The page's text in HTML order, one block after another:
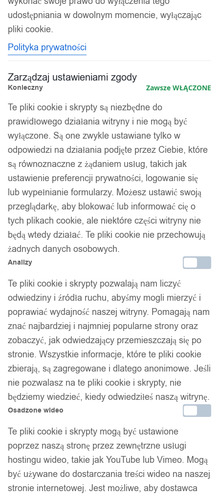
udostępniania w dowolnym momencie, wyłączając
pliki cookie.
Polityka prywatności
Zarządzaj ustawieniami zgody
Konieczny Zawsze WŁĄCZONE
Te pliki cookie i skrypty są niezbędne do
prawidłowego działania witryny i nie mogą być
wyłączone. Są one zwykle ustawiane tylko w
odpowiedzi na działania podjęte przez Ciebie, które
są równoznaczne z żądaniem usług, takich jak
ustawienie preferencji prywatności, logowanie się
lub wypełnianie formularzy. Możesz ustawić swoją
przeglądarkę, aby blokować lub informować cię o
tych plikach cookie, ale niektóre części witryny nie
będą wtedy działać. Te pliki cookie nie przechowują
żadnych danych osobowych.
Analizy
Te pliki cookie i skrypty pozwalają nam liczyć
odwiedziny i źródła ruchu, abyśmy mogli mierzyć i
poprawiać wydajność naszej witryny. Pomagają nam
znać najbardziej i najmniej popularne strony oraz
zobaczyć, jak odwiedzający przemieszczają się po
stronie. Wszystkie informacje, które te pliki cookie
zbierają, są zagregowane i dlatego anonimowe. Jeśli
nie pozwalasz na te pliki cookie i skrypty, nie
będziemy wiedzieć, kiedy odwiedziłeś naszą witrynę.
Osadzone wideo
Te pliki cookie i skrypty mogą być ustawione
poprzez naszą stronę przez zewnętrzne usługi
hostingu wideo, takie jak YouTube lub Vimeo. Mogą
być używane do dostarczania treści wideo na naszej
stronie internetowej. Jest możliwe, aby dostawca